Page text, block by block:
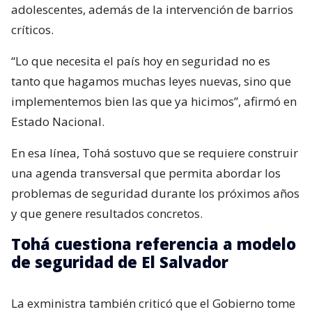
adolescentes, además de la intervención de barrios
críticos.
“Lo que necesita el país hoy en seguridad no es
tanto que hagamos muchas leyes nuevas, sino que
implementemos bien las que ya hicimos”, afirmó en
Estado Nacional.
En esa línea, Tohá sostuvo que se requiere construir
una agenda transversal que permita abordar los
problemas de seguridad durante los próximos años
y que genere resultados concretos.
Tohá cuestiona referencia a modelo
de seguridad de El Salvador
La exministra también criticó que el Gobierno tome